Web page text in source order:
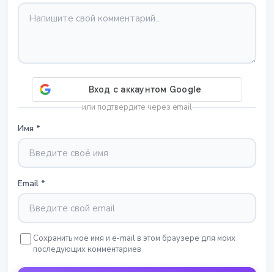
или подтвердите через email
Имя *
Email *
Сохранить моё имя и e-mail в этом браузере для моих
последующих комментариев